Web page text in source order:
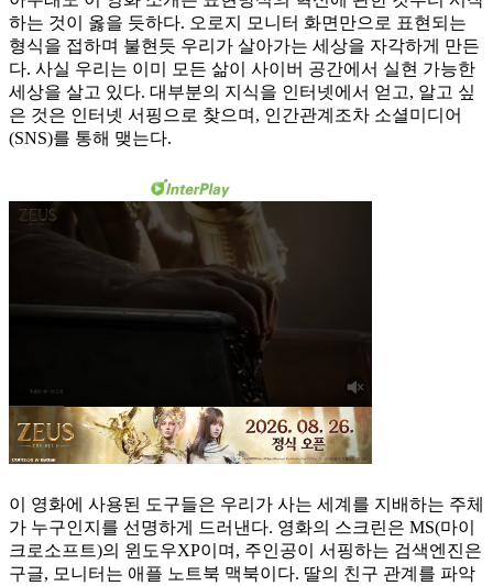
하는 것이 옳을 듯하다. 오로지 모니터 화면만으로 표현되는
형식을 접하며 불현듯 우리가 살아가는 세상을 자각하게 만든
다. 사실 우리는 이미 모든 삶이 사이버 공간에서 실현 가능한
세상을 살고 있다. 대부분의 지식을 인터넷에서 얻고, 알고 싶
은 것은 인터넷 서핑으로 찾으며, 인간관계조차 소셜미디어
(SNS)를 통해 맺는다.
이 영화에 사용된 도구들은 우리가 사는 세계를 지배하는 주체
가 누구인지를 선명하게 드러낸다. 영화의 스크린은 MS(마이
크로소프트)의 윈도우XP이며, 주인공이 서핑하는 검색엔진은
구글, 모니터는 애플 노트북 맥북이다. 딸의 친구 관계를 파악